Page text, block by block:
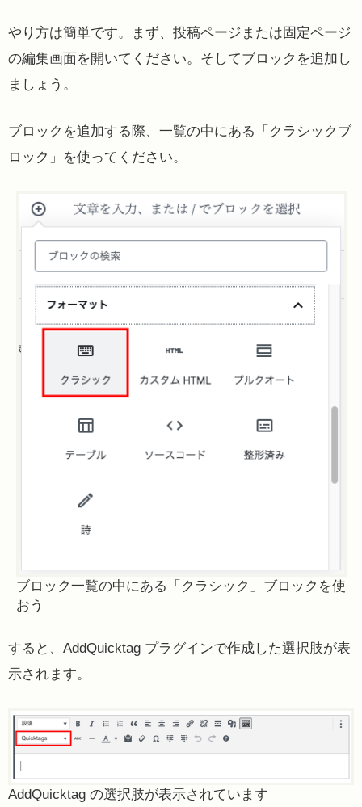
やり方は簡単です。まず、投稿ページまたは固定ページ
の編集画面を開いてください。そしてブロックを追加し
ましょう。
ブロックを追加する際、一覧の中にある「クラシックブ
ロック」を使ってください。
ブロック一覧の中にある「クラシック」ブロックを使
おう
すると、AddQuicktag プラグインで作成した選択肢が表
示されます。
AddQuicktag の選択肢が表示されています